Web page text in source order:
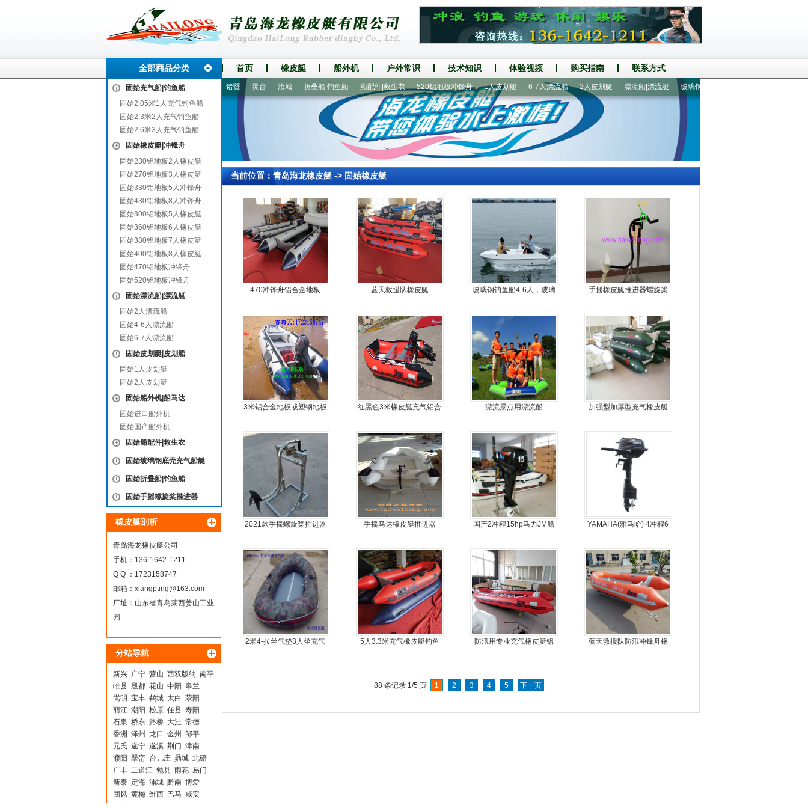
全部商品分类 首页 橡皮艇 船外机 户外常识 技术知识 体验视频 购买指南 联系方式
固始充气船|钓鱼船
固始2.05米1人充气钓鱼船
固始2.3米2人充气钓鱼船
固始2.6米3人充气钓鱼船
固始橡皮艇|冲锋舟
固始230铝地板2人橡皮艇
固始270铝地板3人橡皮艇
固始330铝地板5人冲锋舟
固始430铝地板8人冲锋舟
固始300铝地板5人橡皮艇
固始360铝地板6人橡皮艇
固始380铝地板7人橡皮艇
固始400铝地板8人橡皮艇
固始470铝地板冲锋舟
固始520铝地板冲锋舟
固始漂流船|漂流艇
固始2人漂流船
固始4-6人漂流船
固始6-7人漂流船
固始皮划艇|皮划船
固始1人皮划艇
固始2人皮划艇
固始船外机|船马达
固始进口船外机
固始国产船外机
固始船配件|救生衣
固始玻璃钢底壳充气船艇
固始折叠船|钓鱼船
固始手摇螺旋桨推进器
橡皮艇剖析
青岛海龙橡皮艇公司
手机：136-1642-1211
Q Q ：1723158747
邮箱： xiangpting@163.com
厂址：山东省青岛莱西姜山工业
园
分站导航
新兴 广宁 营山 西双版纳 南平
睢县 殷都 花山 中阳 皋兰
嵩明 宝丰 鹤城 太白 荥阳
丽江 潮阳 松原 任县 寿阳
石泉 桥东 路桥 大洼 常德
香洲 泽州 龙口 金州 邹平
元氏 遂宁 遂溪 荆门 津南
濮阳 翠峦 台儿庄 鼎城 北碚
广丰 二道江 勉县 雨花 易门
新泰 定海 浦城 黔南 博爱
团风 黄梅 维西 巴马 咸安
双台子 璧山 丘北 诸暨 灵台 汝城 折叠船|钓鱼船 船配件|救生衣 520铝地板冲锋舟 1人皮划艇 6-7人漂流船 2人皮划艇 漂流船|漂流艇 玻璃钢底壳充气船艇
当前位置： 青岛海龙橡皮艇-> 固始橡皮艇
470冲锋舟铝合金地板 蓝天救援队橡皮艇
玻璃钢钓鱼船4-6人，玻璃
4.3米前操
手摇橡皮艇推进器螺旋桨
3米铝合金地板或塑钢地板
舟，动力艇
红黑色3米橡皮艇充气铝合
漂流景点用漂流船 加强型加厚型充气橡皮艇
2021款手摇螺旋桨推进器 手摇马达橡皮艇推进器
国产2冲程15hp马力JM船
YAMAHA(雅马哈) 4冲程6
2米4-拉丝气垫3人坐充气
5人3.3米充气橡皮艇钓鱼
防汛用专业充气橡皮艇铝
蓝天救援队防汛冲锋舟橡
88 条记录 1/5 页 1 2 3 4 5 下一页